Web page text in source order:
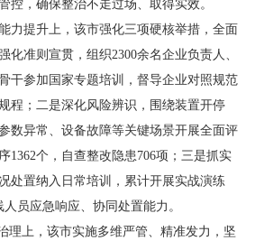
控，确保整治不走过场、取得实效。
力提升上，该市强化三项硬核举措，全面
化准则宣贯，组织2300余名企业负责人、
干参加国家专题培训，督导企业对照规范
程；二是深化风险辨识，围绕装置开停
数异常、设备故障等关键场景开展全面评
1362个，自查整改隐患706项；三是抓实
处置纳入日常培训，累计开展实战演练
员应急响应、协同处置能力。
理上，该市实施多维严管、精准发力，坚